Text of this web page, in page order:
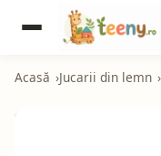
Acasă Jucarii din lemn